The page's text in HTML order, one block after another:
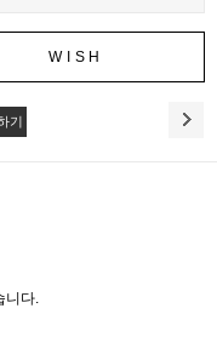
WISH
기
니다.